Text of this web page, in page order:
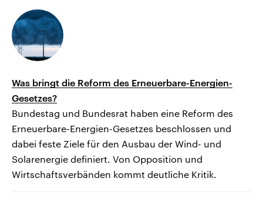
Was bringt die Reform des Erneuerbare-Energien-
Gesetzes?
Bundestag und Bundesrat haben eine Reform des
Erneuerbare-Energien-Gesetzes beschlossen und
dabei feste Ziele für den Ausbau der Wind- und
Solarenergie definiert. Von Opposition und
Wirtschaftsverbänden kommt deutliche Kritik.